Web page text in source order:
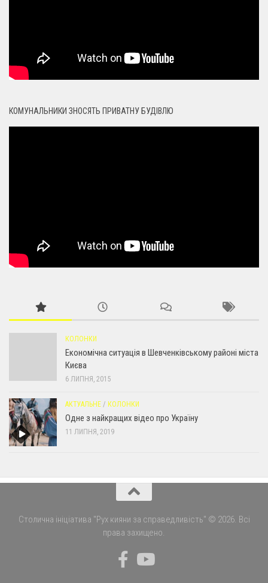
КОМУНАЛЬНИКИ ЗНОСЯТЬ ПРИВАТНУ БУДІВЛЮ
КОЛОНКИ
Економічна ситуація в Шевченківському районі міста
Києва
6 ЛИПНЯ, 2015
АКТУАЛЬНЕ / КОЛОНКИ
Одне з найкращих відео про Україну
11 ЛИПНЯ, 2019
Столична ініціатива "Рух кияни за справедливість" © 2026. Всі
права захищено.